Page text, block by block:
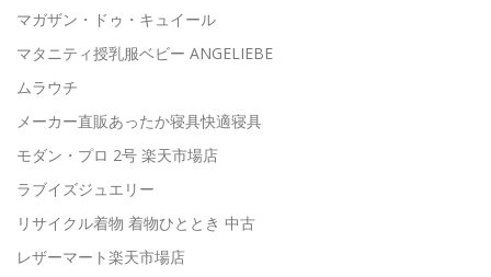
マガザン・ドゥ・キュイール
マタニティ授乳服ベビー ANGELIEBE
ムラウチ
メーカー直販あったか寝具快適寝具
モダン・プロ 2号 楽天市場店
ラブイズジュエリー
リサイクル着物 着物ひととき 中古
レザーマート楽天市場店